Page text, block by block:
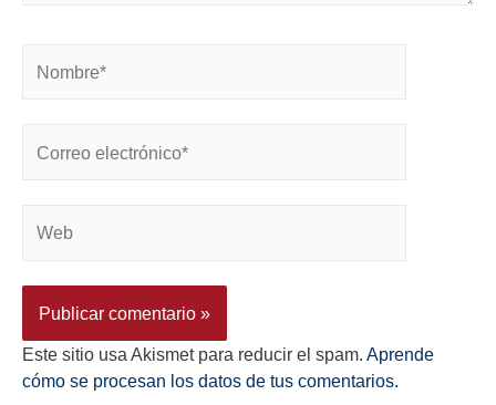
Este sitio usa Akismet para reducir el spam. Aprende
cómo se procesan los datos de tus comentarios.